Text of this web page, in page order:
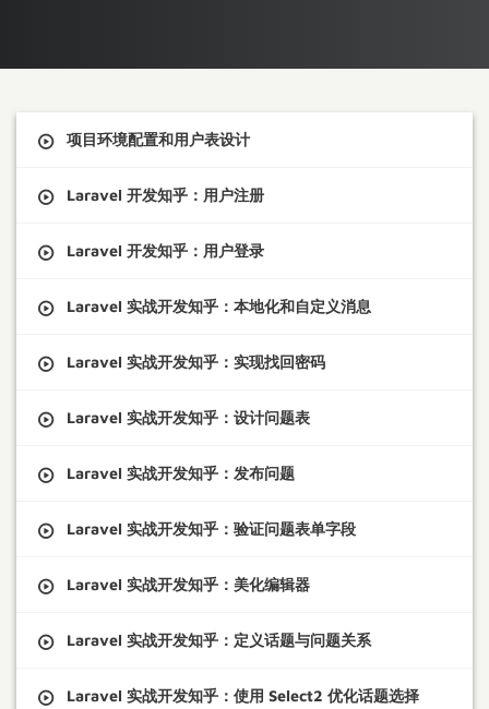
项目环境配置和用户表设计
Laravel 开发知乎：用户注册
Laravel 开发知乎：用户登录
Laravel 实战开发知乎：本地化和自定义消息
Laravel 实战开发知乎：实现找回密码
Laravel 实战开发知乎：设计问题表
Laravel 实战开发知乎：发布问题
Laravel 实战开发知乎：验证问题表单字段
Laravel 实战开发知乎：美化编辑器
Laravel 实战开发知乎：定义话题与问题关系
Laravel 实战开发知乎：使用 Select2 优化话题选择